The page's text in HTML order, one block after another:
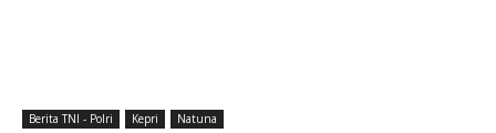
Berita TNI - Polri Kepri Natuna